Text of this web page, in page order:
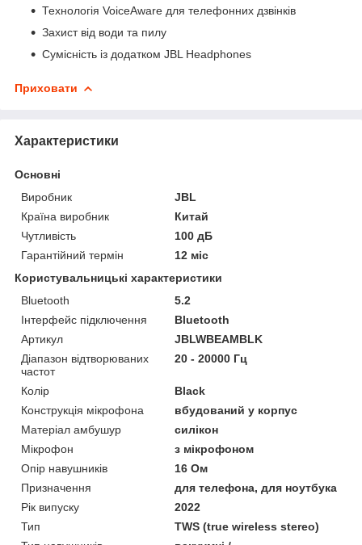
Технологія VoiceAware для телефонних дзвінків
Захист від води та пилу
Сумісність із додатком JBL Headphones
Приховати
Характеристики
Основні
Виробник
JBL
Країна виробник
Китай
Чутливість
100 дБ
Гарантійний термін
12 міс
Користувальницькі характеристики
Bluetooth
5.2
Інтерфейс підключення
Bluetooth
Артикул
JBLWBEAMBLK
Діапазон відтворюваних
частот
20 - 20000 Гц
Колір
Black
Конструкція мікрофона
вбудований у корпус
Матеріал амбушур
силікон
Мікрофон
з мікрофоном
Опір навушників
16 Ом
Призначення
для телефона, для ноутбука
Рік випуску
2022
Тип
TWS (true wireless stereo)